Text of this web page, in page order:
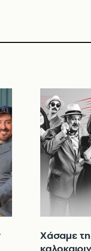
Χάσαμε